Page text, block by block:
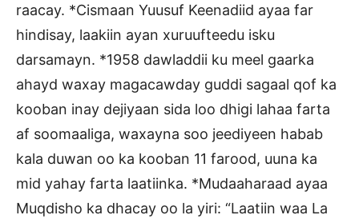
raacay. *Cismaan Yuusuf Keenadiid ayaa far
hindisay, laakiin ayan xuruufteedu isku
darsamayn. *1958 dawladdii ku meel gaarka
ahayd waxay magacawday guddi sagaal qof ka
kooban inay dejiyaan sida loo dhigi lahaa farta
af soomaaliga, waxayna soo jeediyeen habab
kala duwan oo ka kooban 11 farood, uuna ka
mid yahay farta laatiinka. *Mudaaharaad ayaa
Muqdisho ka dhacay oo la yiri: “Laatiin waa La